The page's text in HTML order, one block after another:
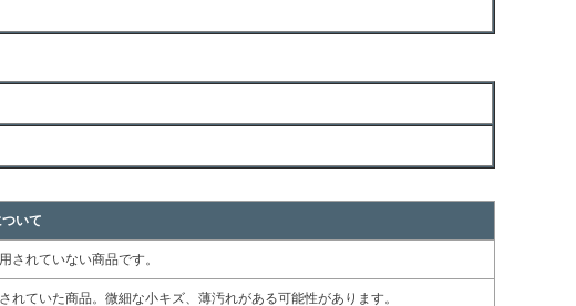
いて
されていない商品です。
ていた商品。微細な小キズ、薄汚れがある可能性があります。